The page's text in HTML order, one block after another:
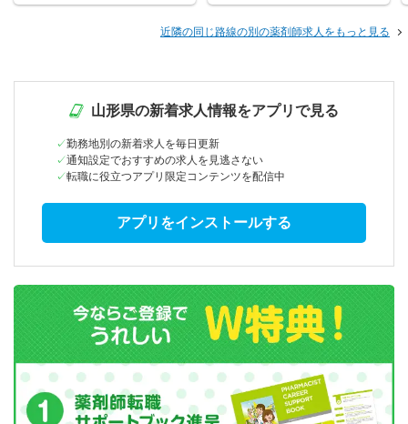
近隣の同じ路線の別の薬剤師求人をもっと見る
山形県の新着求人情報をアプリで見る
勤務地別の新着求人を毎日更新
通知設定でおすすめの求人を見逃さない
転職に役立つアプリ限定コンテンツを配信中
アプリをインストールする